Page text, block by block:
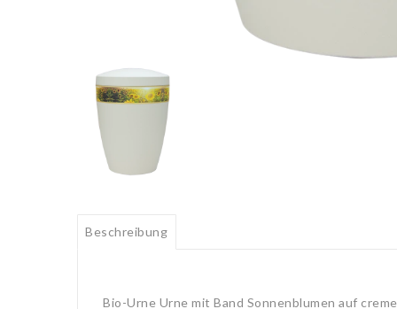
Beschreibung
Bio-Urne Urne mit Band Sonnenblumen auf